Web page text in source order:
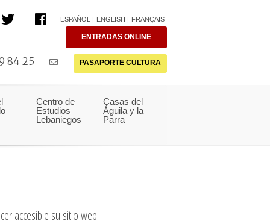
ESPAÑOL ENGLISH FRANÇAIS
ENTRADAS ONLINE
84 25 PASAPORTE CULTURA
Centro de
Estudios
Lebaniegos
Casas del
Águila y la
Parra
accesible su sitio web: